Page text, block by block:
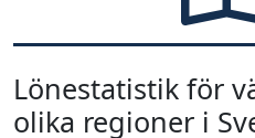
Lönestatistik för
olika regioner i